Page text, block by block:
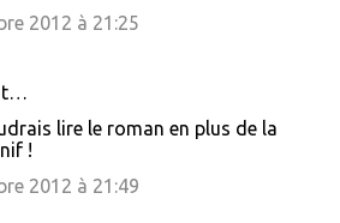
2012 à 21:25
lire le roman en plus de la
!
2012 à 21:49